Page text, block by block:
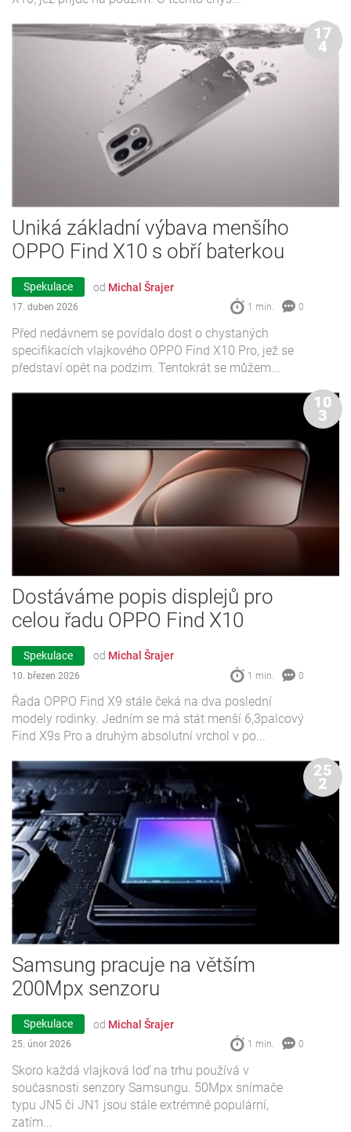
Uniká základní výbava menšího
OPPO Find X10 s obří baterkou
Spekulace od Michal Šrajer
17. duben 2026 1 min. 0
Před nedávnem se povídalo dost o chystaných
specifikacích vlajkového OPPO Find X10 Pro, jež se
představí opět na podzim. Tentokrát se můžem...
17
4
Dostáváme popis displejů pro
celou řadu OPPO Find X10
Spekulace od Michal Šrajer
10. březen 2026 1 min. 0
Řada OPPO Find X9 stále čeká na dva poslední
modely rodinky. Jedním se má stát menší 6,3palcový
Find X9s Pro a druhým absolutní vrchol v po...
10
3
Samsung pracuje na větším
200Mpx senzoru
Spekulace od Michal Šrajer
25. únor 2026 1 min. 0
Skoro každá vlajková loď na trhu používá v
současnosti senzory Samsungu. 50Mpx snímače
typu JN5 či JN1 jsou stále extrémně populární,
zatím...
25
2